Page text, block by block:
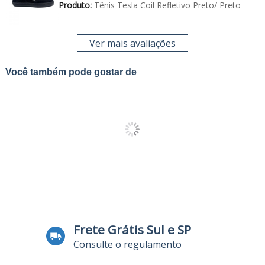
Produto:Tênis Tesla Coil Refletivo Preto/ Preto
Ver mais avaliações
Você também pode gostar de
Frete Grátis Sul e SP
Consulte o regulamento